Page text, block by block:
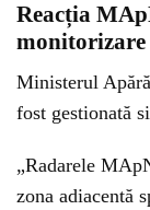
Reacția
monitorizare
Ministerul
fost gestionată
„Radarele
zona adiacentă